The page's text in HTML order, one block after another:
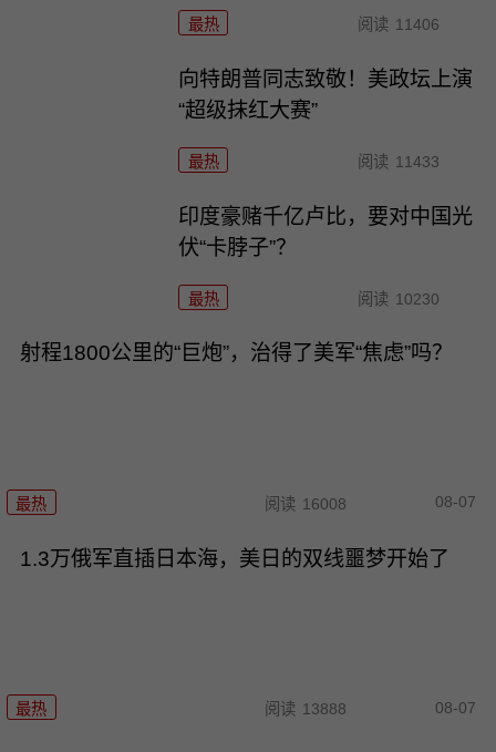
最热 阅读 11406
向特朗普同志致敬！美政坛上演
“超级抹红大赛”
最热 阅读 11433
印度豪赌千亿卢比，要对中国光
伏“卡脖子”？
最热 阅读 10230
射程1800公里的“巨炮”，治得了美军“焦虑”吗？
最热 阅读 16008 08-07
1.3万俄军直插日本海，美日的双线噩梦开始了
最热 阅读 13888 08-07